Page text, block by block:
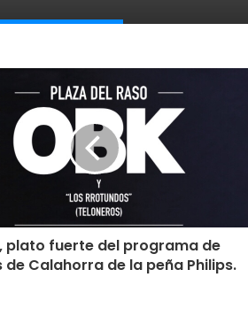
plato fuerte del programa de
de Calahorra de la peña Philips.